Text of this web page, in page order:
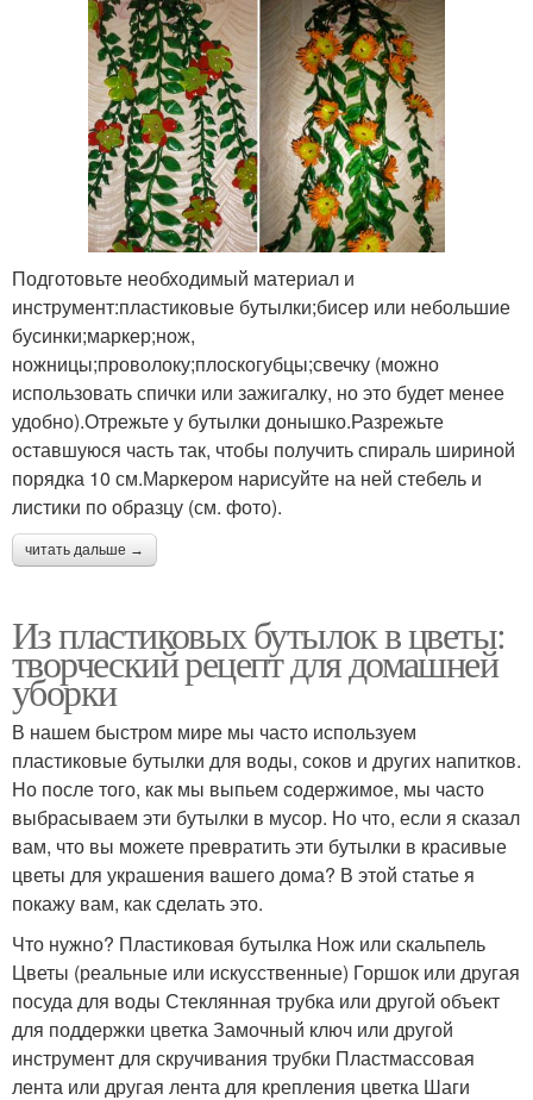
Подготовьте необходимый материал и
инструмент:пластиковые бутылки;бисер или небольшие
бусинки;маркер;нож,
ножницы;проволоку;плоскогубцы;свечку (можно
использовать спички или зажигалку, но это будет менее
удобно).Отрежьте у бутылки донышко.Разрежьте
оставшуюся часть так, чтобы получить спираль шириной
порядка 10 см.Маркером нарисуйте на ней стебель и
листики по образцу (см. фото).
читать дальше →
Из пластиковых бутылок в цветы:
творческий рецепт для домашней
уборки
В нашем быстром мире мы часто используем
пластиковые бутылки для воды, соков и других напитков.
Но после того, как мы выпьем содержимое, мы часто
выбрасываем эти бутылки в мусор. Но что, если я сказал
вам, что вы можете превратить эти бутылки в красивые
цветы для украшения вашего дома? В этой статье я
покажу вам, как сделать это.
Что нужно? Пластиковая бутылка Нож или скальпель
Цветы (реальные или искусственные) Горшок или другая
посуда для воды Стеклянная трубка или другой объект
для поддержки цветка Замочный ключ или другой
инструмент для скручивания трубки Пластмассовая
лента или другая лента для крепления цветка Шаги